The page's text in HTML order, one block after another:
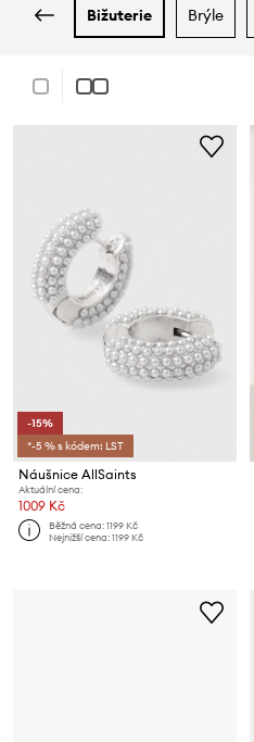
bižuterie brýle
-15%
*-5 % s kódem: LST
Náušnice AllSaints
Aktuální cena:
1009 Kč
Běžná cena:1199 Kč
Nejnižší cena:1199 Kč